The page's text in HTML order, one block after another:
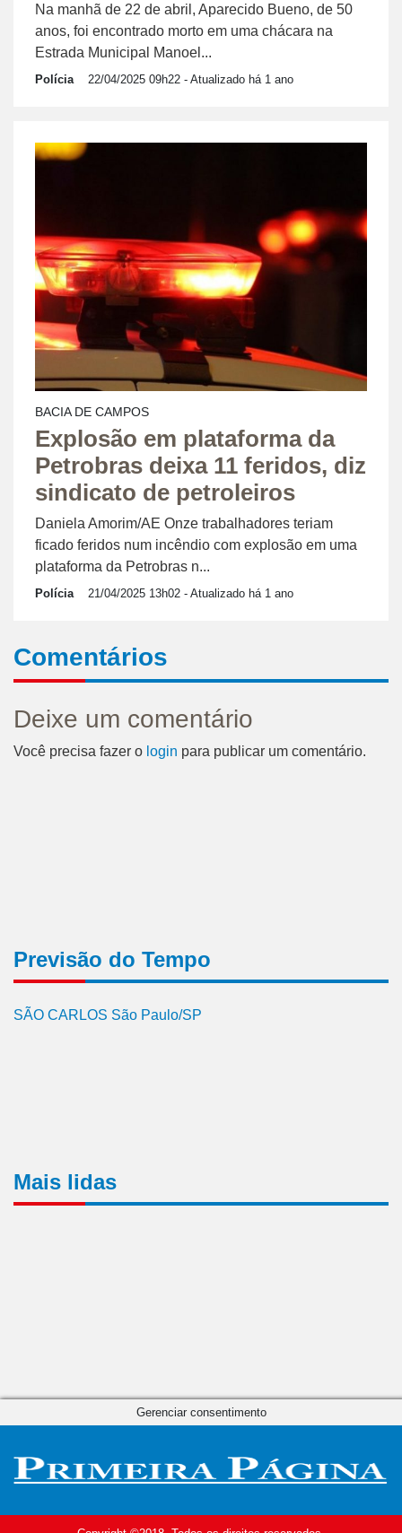
Na manhã de 22 de abril, Aparecido Bueno, de 50
anos, foi encontrado morto em uma chácara na
Estrada Municipal Manoel...
Polícia 22/04/2025 09h22 - Atualizado há 1 ano
BACIA DE CAMPOS
Explosão em plataforma da
Petrobras deixa 11 feridos, diz
sindicato de petroleiros
Daniela Amorim/AE Onze trabalhadores teriam
ficado feridos num incêndio com explosão em uma
plataforma da Petrobras n...
Polícia 21/04/2025 13h02 - Atualizado há 1 ano
Comentários
Deixe um comentário
Você precisa fazer o login para publicar um comentário.
Previsão do Tempo
SÃO CARLOS São Paulo/SP
Mais lidas
Gerenciar consentimento